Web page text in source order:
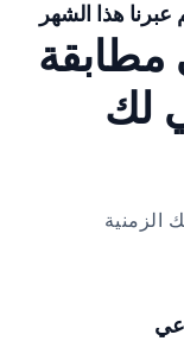
لك
الزمنية